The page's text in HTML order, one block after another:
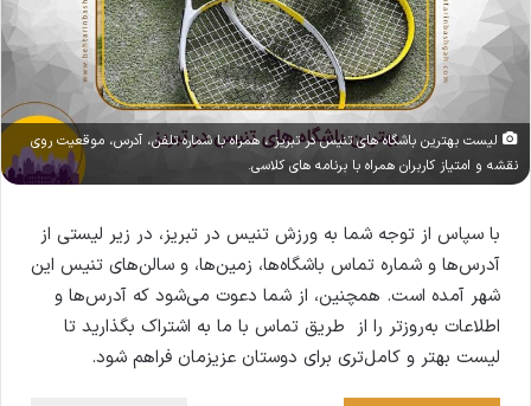
لیست بهترین باشگاه های تنیس در تبریز ، همراه با شماره تلفن، آدرس، موقعیت روی
نقشه و امتیاز کاربران همراه با برنامه های کلاسی.
با سپاس از توجه شما به ورزش تنیس در تبریز، در زیر لیستی از
آدرس‌ها و شماره تماس باشگاه‌ها، زمین‌ها، و سالن‌های تنیس این
شهر آمده است. همچنین، از شما دعوت می‌شود که آدرس‌ها و
اطلاعات به‌روزتر را از طریق تماس با ما به اشتراک بگذارید تا
لیست بهتر و کامل‌تری برای دوستان عزیزمان فراهم شود.